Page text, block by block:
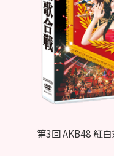
第3回 AKB48 紅白